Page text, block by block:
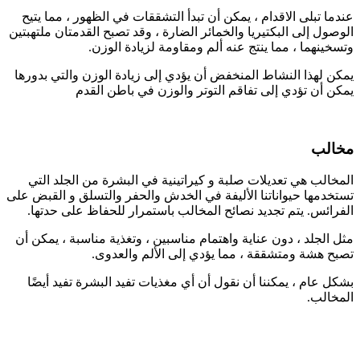
عندما تبلى الاقدام ، يمكن أن تبدأ التشققات في الظهور ، مما يتيح
الوصول إلى البكتيريا والخمائر الضارة ، وقد تصبح القدمتان ملتهبتين
وتسخينهما ، مما ينتج عنه ألم ومقاومة لزيادة الوزن.
يمكن لهذا النشاط المنخفض أن يؤدي إلى زيادة الوزن والتي بدورها
يمكن أن تؤدي إلى تفاقم التوتر والوزن في باطن القدم
مخالب
المخالب هي تعديلات صلبة و كيراتينية في البشرة من الجلد التي
تستخدمها حيواناتنا الأليفة في الخدش والحفر والتسلق و القبض على
الفرائس. يتم تجديد نصائح المخالب باستمرار للحفاظ على حدتها.
مثل الجلد ، دون عناية واهتمام مناسبين ، وتغذية مناسبة ، يمكن أن
تصبح هشة ومتشققة ، مما يؤدي إلى الألم والعدوى.
بشكل عام ، يمكننا أن نقول أن أي مغذيات تفيد البشرة تفيد أيضًا
المخالب.